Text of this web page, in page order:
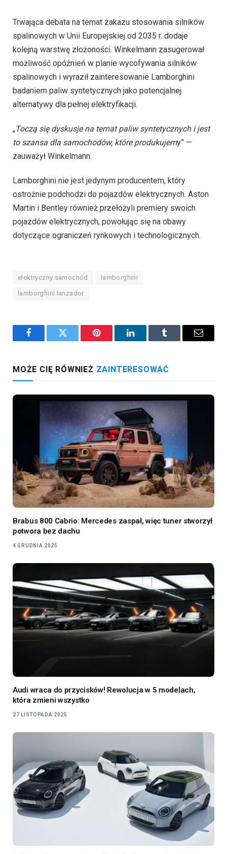
Trwająca debata na temat zakazu stosowania silników
spalinowych w Unii Europejskiej od 2035 r. dodaje
kolejną warstwę złożoności. Winkelmann zasugerował
możliwość opóźnień w planie wycofywania silników
spalinowych i wyraził zainteresowanie Lamborghini
badaniem paliw syntetycznych jako potencjalnej
alternatywy dla pełnej elektryfikacji.
„Toczą się dyskusje na temat paliw syntetycznych i jest
to szansa dla samochodów, które produkujemy” —
zauważył Winkelmann.
Lamborghini nie jest jedynym producentem, który
ostrożnie podchodzi do pojazdów elektrycznych. Aston
Martin i Bentley również przełożyli premiery swoich
pojazdów elektrycznych, powołując się na obawy
dotyczące ograniczeń rynkowych i technologicznych.
elektryczny samochód lamborghini
lamborghini lanzador
FacebookTwitter Pinterest LinkedInTumblr Email
MOŻE CIĘ RÓWNIEŻ ZAINTERESOWAĆ
Brabus 800 Cabrio: Mercedes zaspał, więc tuner stworzył
potwora bez dachu
4 GRUDNIA 2025
Audi wraca do przycisków! Rewolucja w 5 modelach,
która zmieni wszystko
27 LISTOPADA 2025